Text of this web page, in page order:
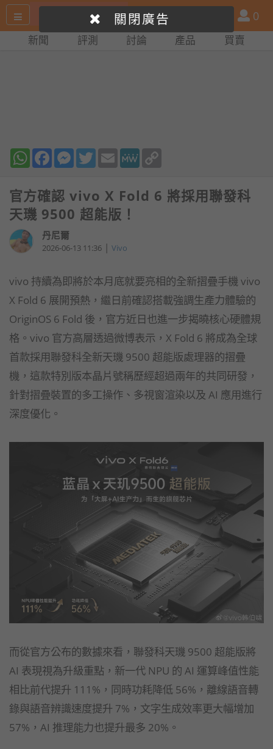
尋
產
品
比
會
員
0
新聞 評測 討論 產品 買賣
WhatsAppFacebookMessenger
TwitterEmail MeWe
官方確認 vivo X Fold 6 將採用聯發科
天璣 9500 超能版！
丹尼爾
2026-06-13 11:36 | Vivo
vivo 持續為即將於本月底就要亮相的全新摺疊手機 vivo
X Fold 6 展開預熱，繼日前確認搭載強調生產力體驗的
OriginOS 6 Fold 後，官方近日也進一步揭曉核心硬體規
格。vivo 官方高層透過微博表示，X Fold 6 將成為全球
首款採用聯發科全新天璣 9500 超能版處理器的摺疊
機，這款特別版本晶片號稱歷經超過兩年的共同研發，
針對摺疊裝置的多工操作、多視窗渲染以及 AI 應用進行
深度優化。
而從官方公布的數據來看，聯發科天璣 9500 超能版將
AI 表現視為升級重點，新一代 NPU 的 AI 運算峰值性能
相比前代提升 111%，同時功耗降低 56%，離線語音轉
錄與語音辨識速度提升 7%，文字生成效率更大幅增加
57%，AI 推理能力也提升最多 20%。
關閉廣告